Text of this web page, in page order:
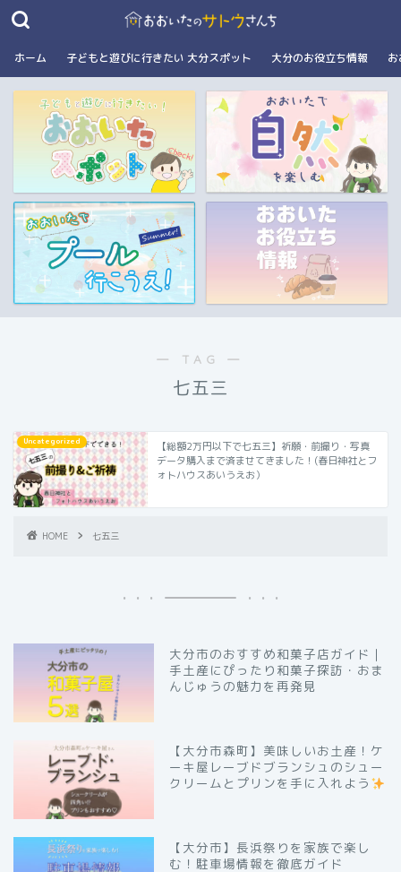
ホーム 子どもと遊びに行きたい 大分スポット 大分のお役立ち情報
― TAG ―
七五三
Uncategorized
【総額2万円以下で七五三】祈願・前撮り・写真
データ購入まで済ませてきました！(春日神社とフ
ォトハウスあいうえお）
HOME 七五三
大分市のおすすめ和菓子店ガイド｜
手土産にぴったり和菓子探訪・おま
んじゅうの魅力を再発見
【大分市森町】美味しいお土産！ケ
ーキ屋レーブドブランシュのシュー
クリームとプリンを手に入れよう
【大分市】長浜祭りを家族で楽し
む！駐車場情報を徹底ガイド